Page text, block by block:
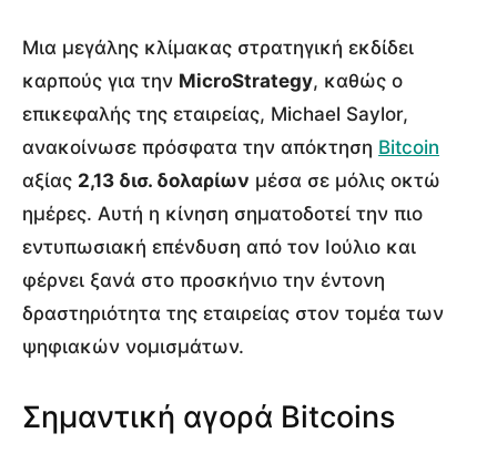
Μια μεγάλης κλίμακας στρατηγική εκδίδει
καρπούς για την MicroStrategy, καθώς ο
επικεφαλής της εταιρείας, Michael Saylor,
ανακοίνωσε πρόσφατα την απόκτηση Bitcoin
αξίας 2,13 δισ. δολαρίων μέσα σε μόλις οκτώ
ημέρες. Αυτή η κίνηση σηματοδοτεί την πιο
εντυπωσιακή επένδυση από τον Ιούλιο και
φέρνει ξανά στο προσκήνιο την έντονη
δραστηριότητα της εταιρείας στον τομέα των
ψηφιακών νομισμάτων.
Σημαντική αγορά Bitcoins